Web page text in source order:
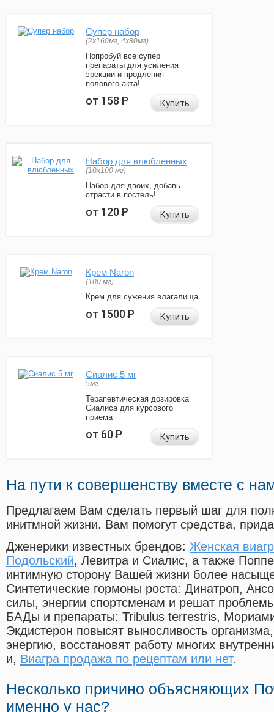
Супер набор
(2х160мг, 4х80мг)
Попробуй все супер
препараты для усиления
эрекции и продления
полового акта!
от 158Р Купить
Набор для влюбленных
(10х100 мг)
Набор для двоих, добавь
страсти в постель!
от 120Р Купить
Крем Naron
(100 мг)
Крем для сужения влагалища
от 1500Р Купить
Сиалис 5 мг
5мг
Терапевтическая дозировка
Сиалиса для курсового
приема
от 60Р Купить
На пути к совершенству вместе с
Предлагаем Вам сделать первый шаг для
инитмной жизни. Вам помогут средства,
Дженерики известных брендов: Женская
Подольский, Левитра и Сиалис, а также
интимную сторону Вашей жизни более
Синтетические гормоны роста: Динатроп,
силы, энергии спортсменам и решат
БАДы и препараты: Tribulus terrestris,
Экдистерон повысят выносливость
энергию, восстановят работу многих
и, Виагра продажа по рецептам или нет.
Несколько причино объясняющих
именно у нас?